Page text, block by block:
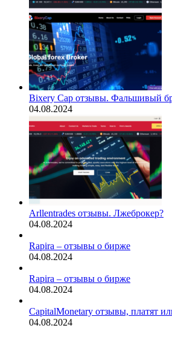
Bixery Cap отзывы. Фальшивый
04.08.2024
Arllentrades отзывы. Лжеброкер?
04.08.2024
Rapira – отзывы о бирже
04.08.2024
Rapira – отзывы о бирже
04.08.2024
CapitalMonetary отзывы, платят
04.08.2024